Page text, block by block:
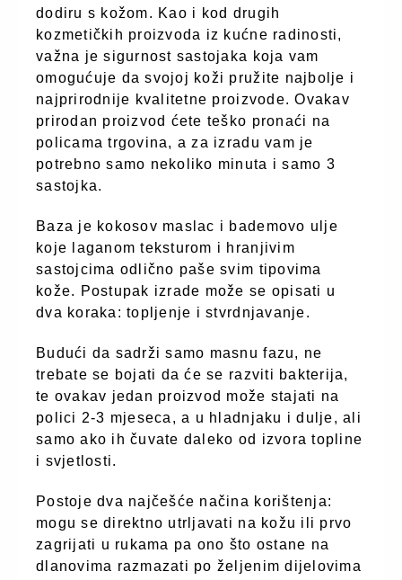
dodiru s kožom. Kao i kod drugih
kozmetičkih proizvoda iz kućne radinosti,
važna je sigurnost sastojaka koja vam
omogućuje da svojoj koži pružite najbolje i
najprirodnije kvalitetne proizvode. Ovakav
prirodan proizvod ćete teško pronaći na
policama trgovina, a za izradu vam je
potrebno samo nekoliko minuta i samo 3
sastojka.
Baza je kokosov maslac i bademovo ulje
koje laganom teksturom i hranjivim
sastojcima odlično paše svim tipovima
kože. Postupak izrade može se opisati u
dva koraka: topljenje i stvrdnjavanje.
Budući da sadrži samo masnu fazu, ne
trebate se bojati da će se razviti bakterija,
te ovakav jedan proizvod može stajati na
polici 2-3 mjeseca, a u hladnjaku i dulje, ali
samo ako ih čuvate daleko od izvora topline
i svjetlosti.
Postoje dva najčešće načina korištenja:
mogu se direktno utrljavati na kožu ili prvo
zagrijati u rukama pa ono što ostane na
dlanovima razmazati po željenim dijelovima